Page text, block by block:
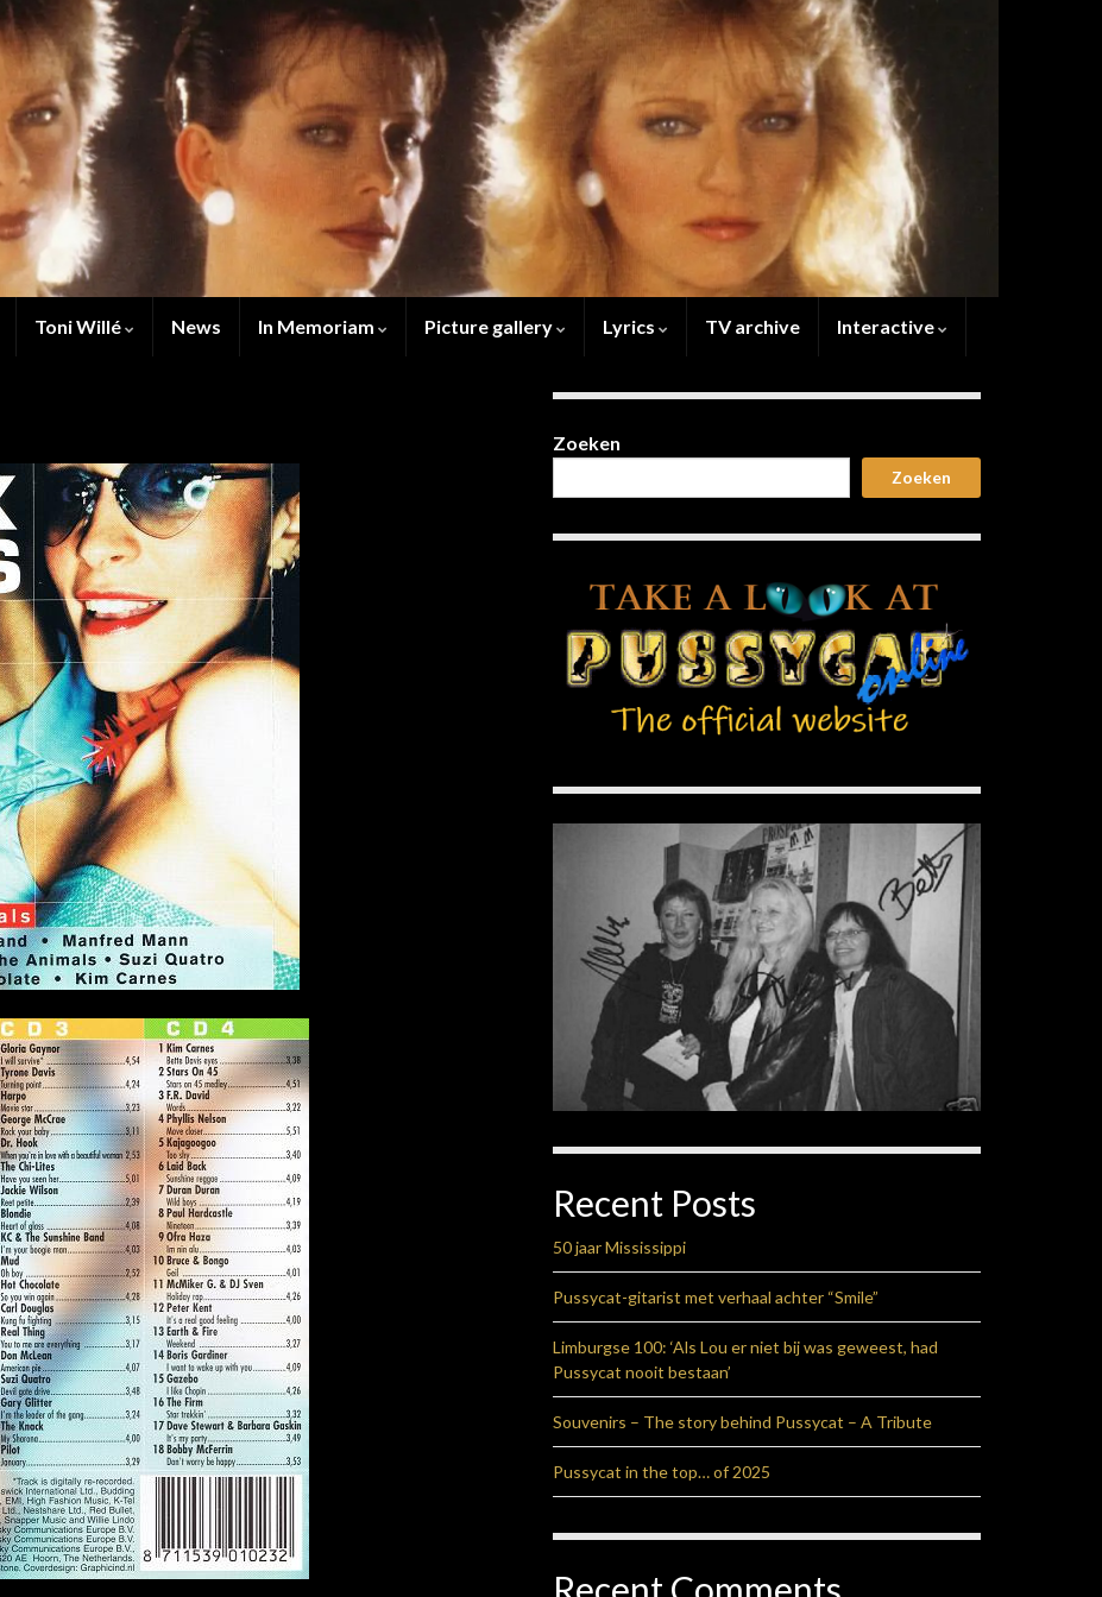
Toni Willé News In Memoriam Picture gallery Lyrics TV archive Interactive
Zoeken
Zoeken
Recent Posts
50 jaar Mississippi
Pussycat-gitarist met verhaal achter “Smile”
Limburgse 100: ‘Als Lou er niet bij was geweest, had
Pussycat nooit bestaan’
Souvenirs – The story behind Pussycat – A Tribute
Pussycat in the top… of 2025
Recent Comments